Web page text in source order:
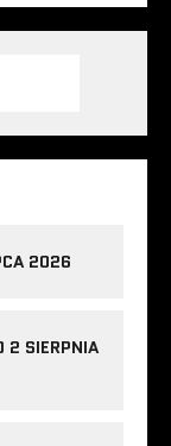
2026
2 SIERPNIA